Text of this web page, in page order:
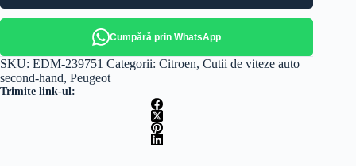
Cumpără prin WhatsApp
SKU: EDM-239751 Categorii: Citroen, Cutii de viteze auto
second-hand, Peugeot
Trimite link-ul: